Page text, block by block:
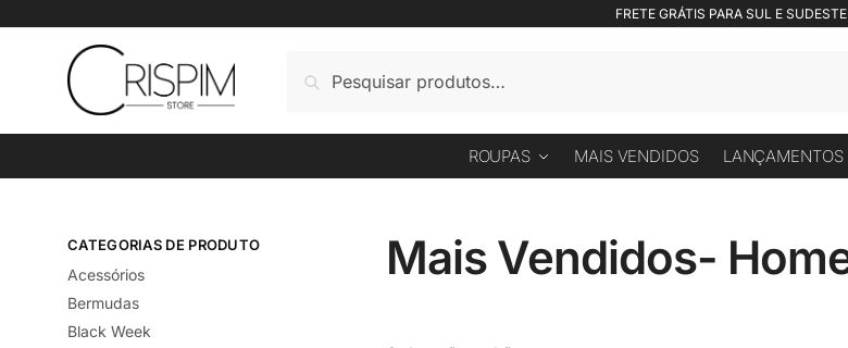
navigation
FRETE GRÁTIS PARA SUL E SUDESTE
por:
ROUPAS MAIS VENDIDOS LANÇAMENTOS
Mais Vendidos-
CATEGORIAS DE PRODUTO
Acessórios
Bermudas
Black Week